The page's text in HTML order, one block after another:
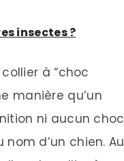
insectes ?
à “choc
manière qu’un
ni aucun choc
d’un chien. Au